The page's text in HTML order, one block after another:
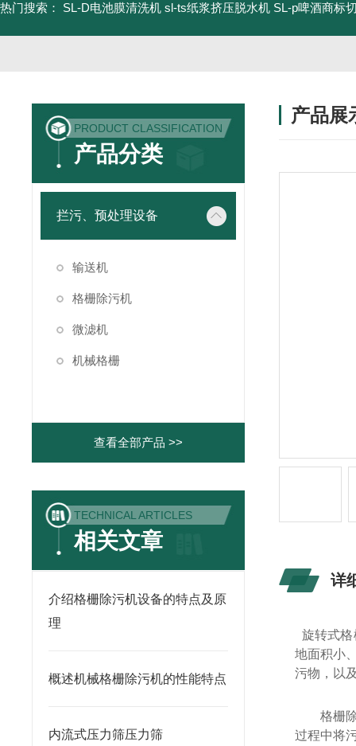
热门搜索： SL-D电池膜清洗机 sl-ts纸浆挤压脱水机 SL-p啤酒商标
PRODUCT CLASSIFICATION
产品分类
拦污、预处理设备
输送机
格栅除污机
微滤机
机械格栅
查看全部产品 >>
TECHNICAL ARTICLES
相关文章
介绍格栅除污机设备的特点及原
理
概述机械格栅除污机的性能特点
内流式压力筛压力筛
产品展
详
旋转式
地面积小
污物，以
格栅
过程中将